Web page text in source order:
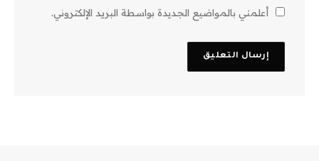
أعلمني بالمواضيع الجديدة بواسطة البريد الإلكتروني.